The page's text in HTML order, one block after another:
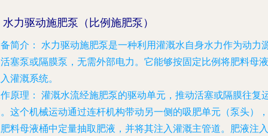
水力驱动施肥泵（比例施肥泵）
简介： 水力驱动施肥泵是一种利用灌溉水自身水力作为动力
塞泵或隔膜泵，无需外部电力。它能够按固定比例将肥料母液
灌溉系统。
原理： 灌溉水流经施肥泵的驱动单元，推动活塞或隔膜往复
这个机械运动通过连杆机构带动另一侧的吸肥单元（泵头），
料母液桶中定量抽取肥液，并将其注入灌溉主管道。肥液注入